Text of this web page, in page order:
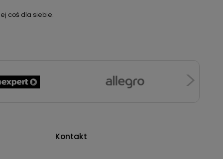
coś dla siebie.
Kontakt